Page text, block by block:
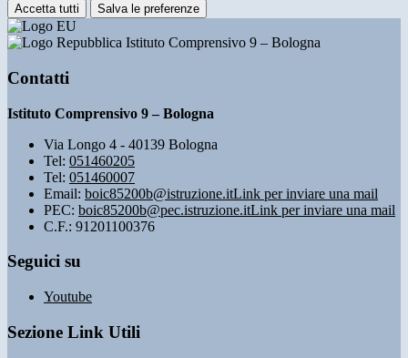
Accetta tutti Salva le preferenze
Istituto Comprensivo 9 – Bologna
Contatti
Istituto Comprensivo 9 – Bologna
Via Longo 4 - 40139 Bologna
Tel: 051460205
Tel: 051460007
Email: boic85200b@istruzione.itLink per inviare una mail
PEC: boic85200b@pec.istruzione.itLink per inviare una mail
C.F.: 91201100376
Seguici su
Youtube
Sezione Link Utili